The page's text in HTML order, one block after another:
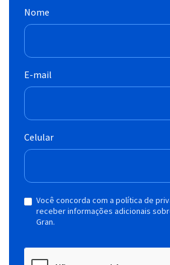
Nome
E-mail
Celular
Você concorda com a política de
receber informações adicionais
Gran.